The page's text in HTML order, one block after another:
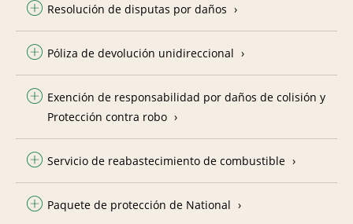
Resolución de disputas por daños
Póliza de devolución unidireccional
Exención de responsabilidad por daños de colisión y
Protección contra robo
Servicio de reabastecimiento de combustible
Paquete de protección de National